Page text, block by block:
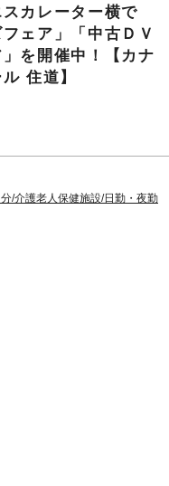
カレーター横で
フェア」「中古ＤＶ
」を開催中！【カナ
住道】
/介護老人保健施設/日勤・夜勤